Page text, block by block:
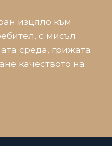
изцяло към
с мисъл
среда, грижата
качеството на